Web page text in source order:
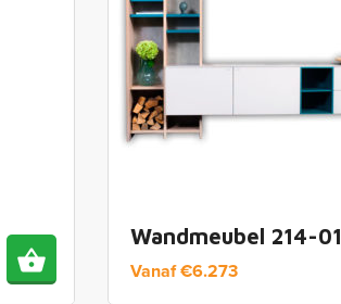
Wandmeubel 214-01
Vanaf€6.273